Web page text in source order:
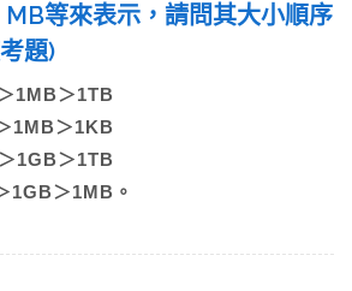
等來表示，請問其大小順序
題)
1MB＞1TB
1MB＞1KB
1GB＞1TB
1GB＞1MB。